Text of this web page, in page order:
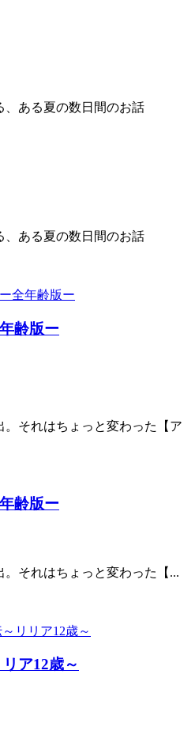
、ある夏の数日間のお話
、ある夏の数日間のお話
齢版ー
。それはちょっと変わった【ア
齢版ー
。それはちょっと変わった【...
ア12歳～